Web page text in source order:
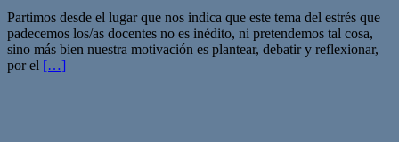
Partimos desde el lugar que nos indica que este tema del estrés que
padecemos los/as docentes no es inédito, ni pretendemos tal cosa,
sino más bien nuestra motivación es plantear, debatir y reflexionar,
por el […]